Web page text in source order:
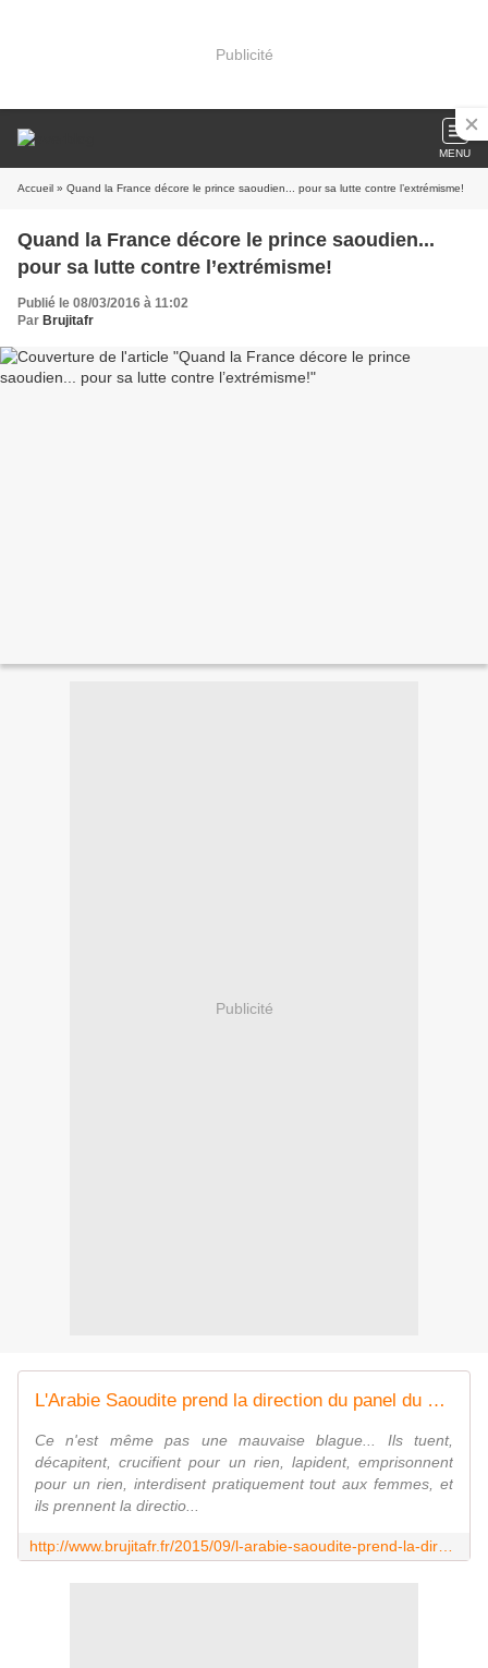
Publicité
MENU
Accueil » Quand la France décore le prince saoudien... pour sa lutte contre l’extrémisme!
Quand la France décore le prince saoudien...
pour sa lutte contre l’extrémisme!
Publié le 08/03/2016 à 11:02
Par Brujitafr
Publicité
L'Arabie Saoudite prend la direction du panel du Conseil des droits de l'Homme de l'ONU - MOINS de BIENS PLUS de LIENS
Ce n'est même pas une mauvaise blague... Ils tuent,
décapitent, crucifient pour un rien, lapident, emprisonnent
pour un rien, interdisent pratiquement tout aux femmes, et
ils prennent la directio...